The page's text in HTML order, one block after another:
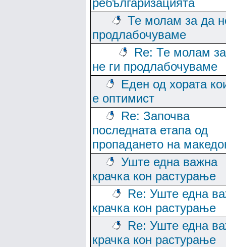
ребългаризацията
Те молам за да
продлабочуваме
Re: Те молам
не ги продлабочуваме
Еден од хората
е оптимист
Re: Започва
последната етапа од
пропадането на
Уште една важна
крачка кон растурање
Re: Уште една
крачка кон растурање
Re: Уште една
крачка кон растурање